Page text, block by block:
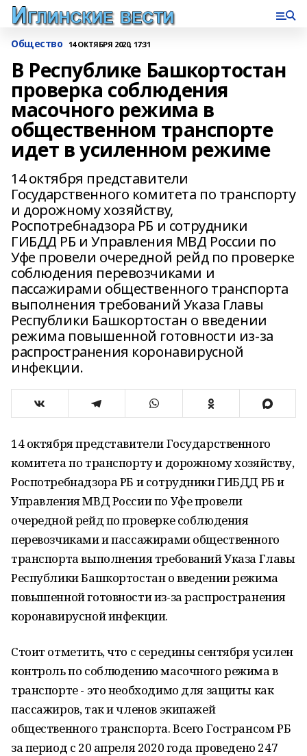
Общество 14 ОКТЯБРЯ 2020, 17:31
В Республике Башкортостан
проверка соблюдения
масочного режима в
общественном транспорте
идет в усиленном режиме
14 октября представители
Государственного комитета по транспорту
и дорожному хозяйству,
Роспотребнадзора РБ и сотрудники
ГИБДД РБ и Управления МВД России по
Уфе провели очередной рейд по проверке
соблюдения перевозчиками и
пассажирами общественного транспорта
выполнения требований Указа Главы
Республики Башкортостан о введении
режима повышенной готовности из-за
распространения коронавирусной
инфекции.
14 октября представители Государственного
комитета по транспорту и дорожному хозяйству,
Роспотребнадзора РБ и сотрудники ГИБДД РБ и
Управления МВД России по Уфе провели
очередной рейд по проверке соблюдения
перевозчиками и пассажирами общественного
транспорта выполнения требований Указа Главы
Республики Башкортостан о введении режима
повышенной готовности из-за распространения
коронавирусной инфекции.
Стоит отметить, что с середины сентября усилен
контроль по соблюдению масочного режима в
транспорте - это необходимо для защиты как
пассажиров, так и членов экипажей
общественного транспорта. Всего Гострансом РБ
за период с 20 апреля 2020 года проведено 247